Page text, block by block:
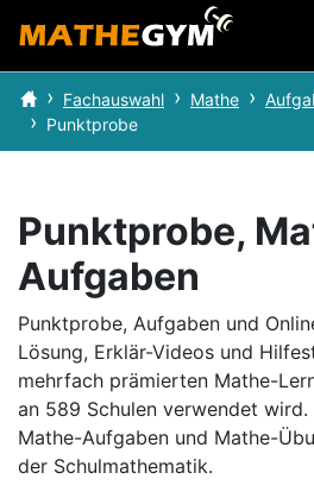
Fachauswahl Mathe
Punktprobe
Punktprobe,
Aufgaben
Punktprobe, Aufgaben und
Lösung, Erklär-Videos und
mehrfach prämierten Mathe-
an 589 Schulen verwendet wird.
Mathe-Aufgaben und Mathe-
der Schulmathematik.